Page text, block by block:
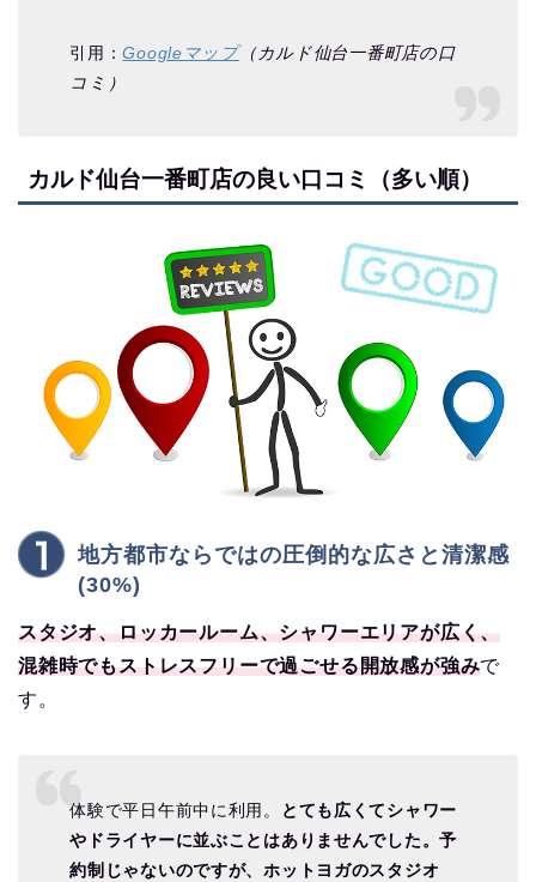
引用：Googleマップ（カルド仙台一番町店の口
コミ）
カルド仙台一番町店の良い口コミ（多い順）
地方都市ならではの圧倒的な広さと清潔感
(30%)
スタジオ、ロッカールーム、シャワーエリアが広く、
混雑時でもストレスフリーで過ごせる開放感が強みで
す。
体験で平日午前中に利用。
とても広くてシャワー
やドライヤーに並ぶことはありませんでした。予
約制じゃないのですが、ホットヨガのスタジオ